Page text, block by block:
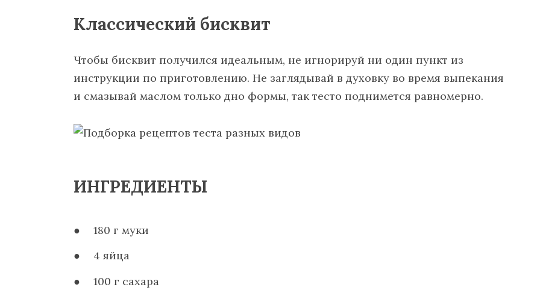
Классический бисквит
Чтобы бисквит получился идеальным, не игнорируй ни один пункт из
инструкции по приготовлению. Не заглядывай в духовку во время выпекания
и смазывай маслом только дно формы, так тесто поднимется равномерно.
ИНГРЕДИЕНТЫ
180 г муки
4 яйца
100 г сахара